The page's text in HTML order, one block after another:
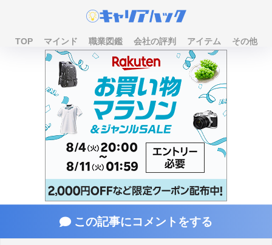
TOP マインド 職業図鑑 会社の評判 アイテム その他
この記事にコメントをする